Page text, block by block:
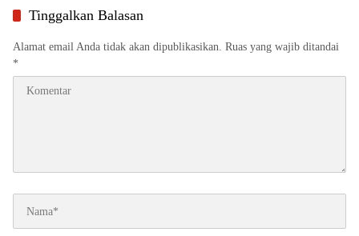
Tinggalkan Balasan
Alamat email Anda tidak akan dipublikasikan. Ruas yang wajib ditandai
*